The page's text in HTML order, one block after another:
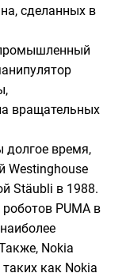
сделанных в
,
вращательных
долгое время,
Westinghouse
Stäubli в 1988.
PUMA в
Nokia
как Nokia